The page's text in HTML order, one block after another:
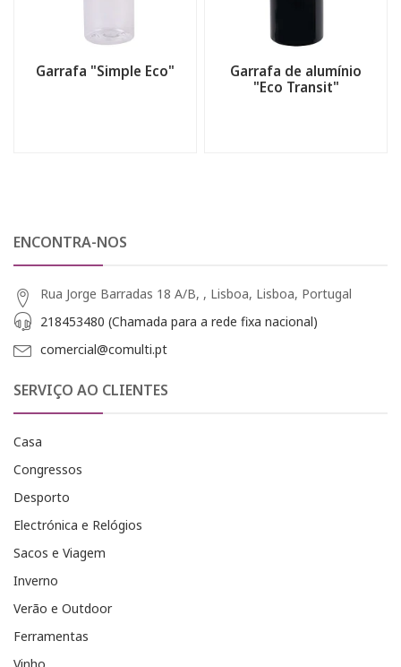
Garrafa "Simple Eco"
Garrafa de alumínio
"Eco Transit"
ENCONTRA-NOS
Rua Jorge Barradas 18 A/B, , Lisboa, Lisboa, Portugal
218453480 (Chamada para a rede fixa nacional)
comercial@comulti.pt
SERVIÇO AO CLIENTES
Casa
Congressos
Desporto
Electrónica e Relógios
Sacos e Viagem
Inverno
Verão e Outdoor
Ferramentas